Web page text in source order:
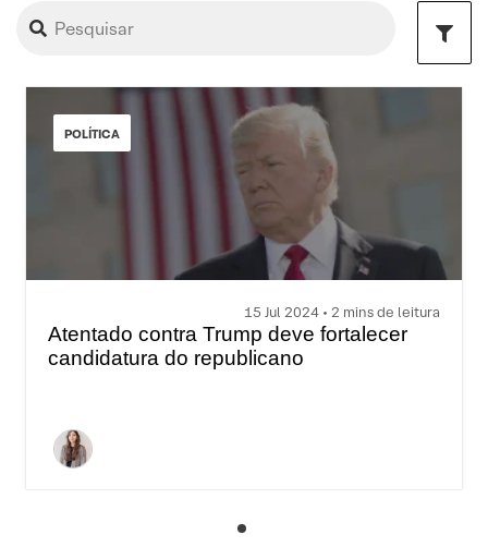
POLÍTICA
15 Jul 2024 • 2 mins de leitura
Atentado contra Trump deve fortalecer
candidatura do republicano